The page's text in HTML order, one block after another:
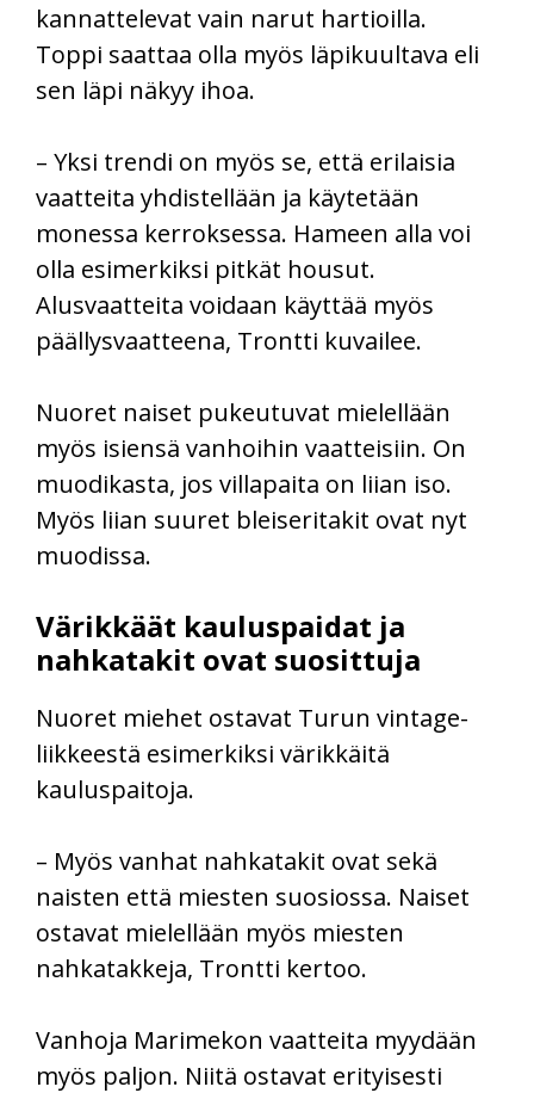
kannattelevat vain narut hartioilla.
Toppi saattaa olla myös läpikuultava eli
sen läpi näkyy ihoa.
– Yksi trendi on myös se, että erilaisia
vaatteita yhdistellään ja käytetään
monessa kerroksessa. Hameen alla voi
olla esimerkiksi pitkät housut.
Alusvaatteita voidaan käyttää myös
päällysvaatteena, Trontti kuvailee.
Nuoret naiset pukeutuvat mielellään
myös isiensä vanhoihin vaatteisiin. On
muodikasta, jos villapaita on liian iso.
Myös liian suuret bleiseritakit ovat nyt
muodissa.
Värikkäät kauluspaidat ja
nahkatakit ovat suosittuja
Nuoret miehet ostavat Turun vintage-
liikkeestä esimerkiksi värikkäitä
kauluspaitoja.
– Myös vanhat nahkatakit ovat sekä
naisten että miesten suosiossa. Naiset
ostavat mielellään myös miesten
nahkatakkeja, Trontti kertoo.
Vanhoja Marimekon vaatteita myydään
myös paljon. Niitä ostavat erityisesti